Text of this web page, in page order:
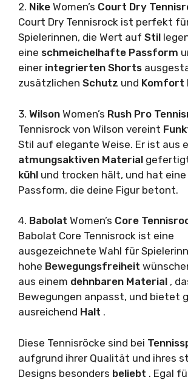
2. Nike Women’s Court Dry
Court Dry Tennisrock ist perfekt
Spielerinnen, die Wert auf Stil
eine schmeichelhafte Passform
einer integrierten Shorts
zusätzlichen Schutz und Komfort
3. Wilson Women’s Rush Pro
Tennisrock von Wilson vereint
Stil auf elegante Weise. Er ist aus
atmungsaktiven Material
kühl und trocken hält, und hat
Passform, die deine Figur betont.
4. Babolat Women’s Core
Babolat Core Tennisrock ist eine
ausgezeichnete Wahl für
hohe Bewegungsfreiheit
aus einem dehnbaren Material ,
Bewegungen anpasst, und bietet
ausreichend Halt .
Diese Tennisröcke sind bei
aufgrund ihrer Qualität und ihres
Designs besonders beliebt . Egal